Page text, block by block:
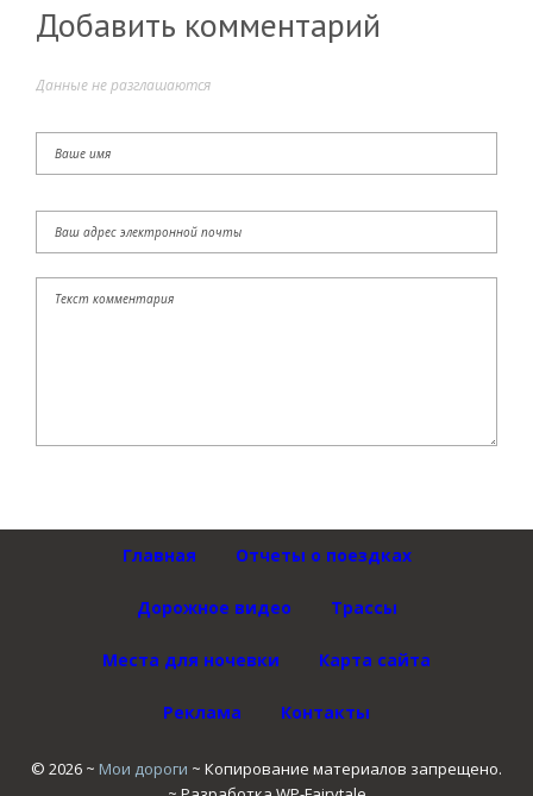
Добавить комментарий
Данные не разглашаются
Главная Отчеты о поездках
Дорожное видео Трассы
Места для ночевки Карта сайта
Реклама Контакты
© 2026 ~ Мои дороги ~ Копирование материалов запрещено.